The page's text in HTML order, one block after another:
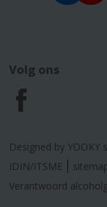
Volg ons
F
a
c
Designed by YOOKY
IDIN/ITSME
Verantwoord